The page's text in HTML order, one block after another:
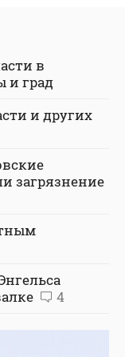
в
и град
и других
загрязнение
4